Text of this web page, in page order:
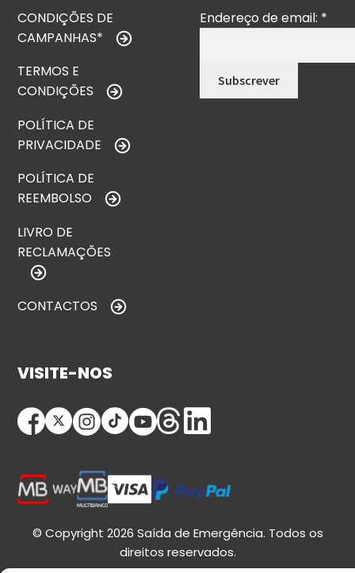
CONDIÇÕES DE
CAMPANHAS*
TERMOS E
CONDIÇÕES
POLÍTICA DE
PRIVACIDADE
POLÍTICA DE
REEMBOLSO
LIVRO DE
RECLAMAÇÕES
CONTACTOS
Endereço de email: *
VISITE-NOS
© Copyright 2026 Saída de Emergência. Todos os
direitos reservados.